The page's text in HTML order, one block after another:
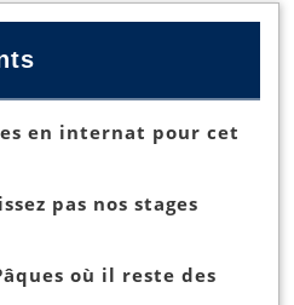
en internat pour cet
pas nos stages
où il reste des